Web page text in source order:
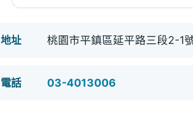
地址 桃園市平鎮區延平路三段2-1
電話 03-4013006